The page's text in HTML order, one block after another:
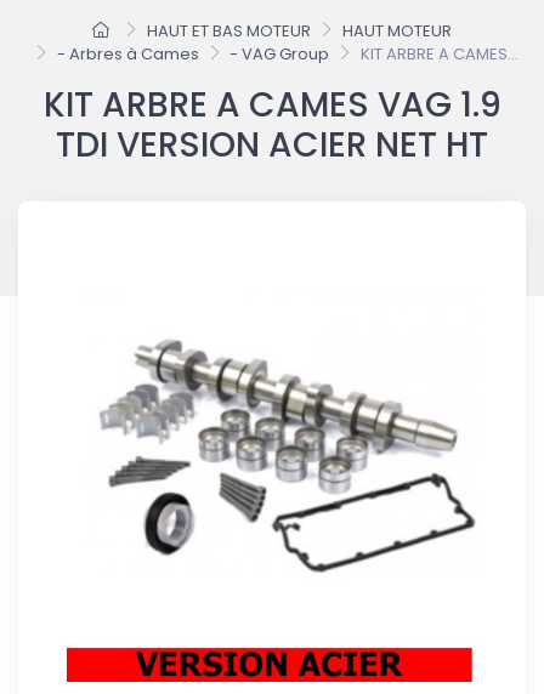
HAUT ET BAS MOTEUR
HAUT MOTEUR
- Arbres à Cames
- VAG Group KIT ARBRE A CAMES...
KIT ARBRE A CAMES VAG 1.9
TDI VERSION ACIER NET HT